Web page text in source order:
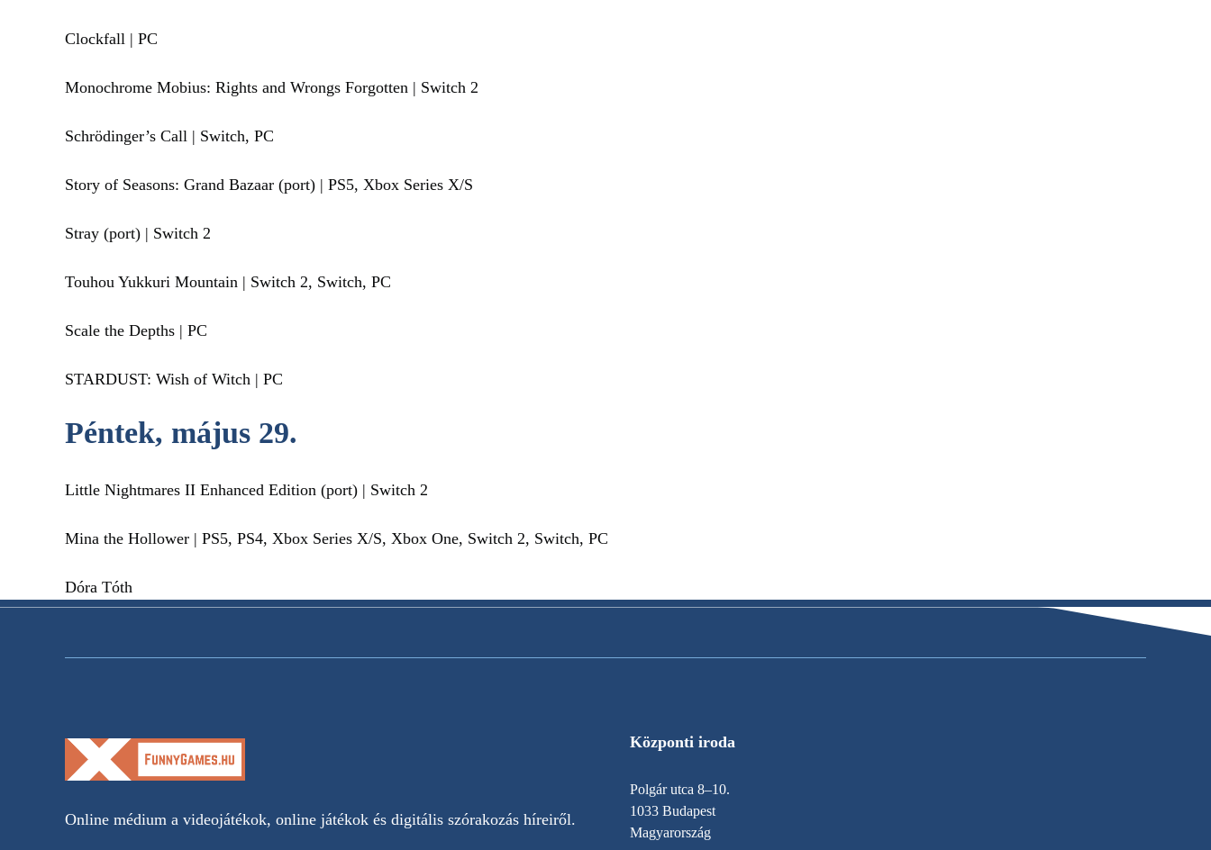
Clockfall | PC
Monochrome Mobius: Rights and Wrongs Forgotten | Switch 2
Schrödinger’s Call | Switch, PC
Story of Seasons: Grand Bazaar (port) | PS5, Xbox Series X/S
Stray (port) | Switch 2
Touhou Yukkuri Mountain | Switch 2, Switch, PC
Scale the Depths | PC
STARDUST: Wish of Witch | PC
Péntek, május 29.
Little Nightmares II Enhanced Edition (port) | Switch 2
Mina the Hollower | PS5, PS4, Xbox Series X/S, Xbox One, Switch 2, Switch, PC
Dóra Tóth
Online médium a videojátékok, online játékok és digitális szórakozás híreiről.
Központi iroda
Polgár utca 8–10.
1033 Budapest
Magyarország